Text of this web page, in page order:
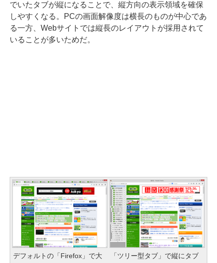
でいたタブが縦になることで、縦方向の表示領域を確保
しやすくなる。PCの画面解像度は横長のものが中心であ
る一方、Webサイトでは縦長のレイアウトが採用されて
いることが多いためだ。
デフォルトの「Firefox」で大
「ツリー型タブ」で縦にタブ